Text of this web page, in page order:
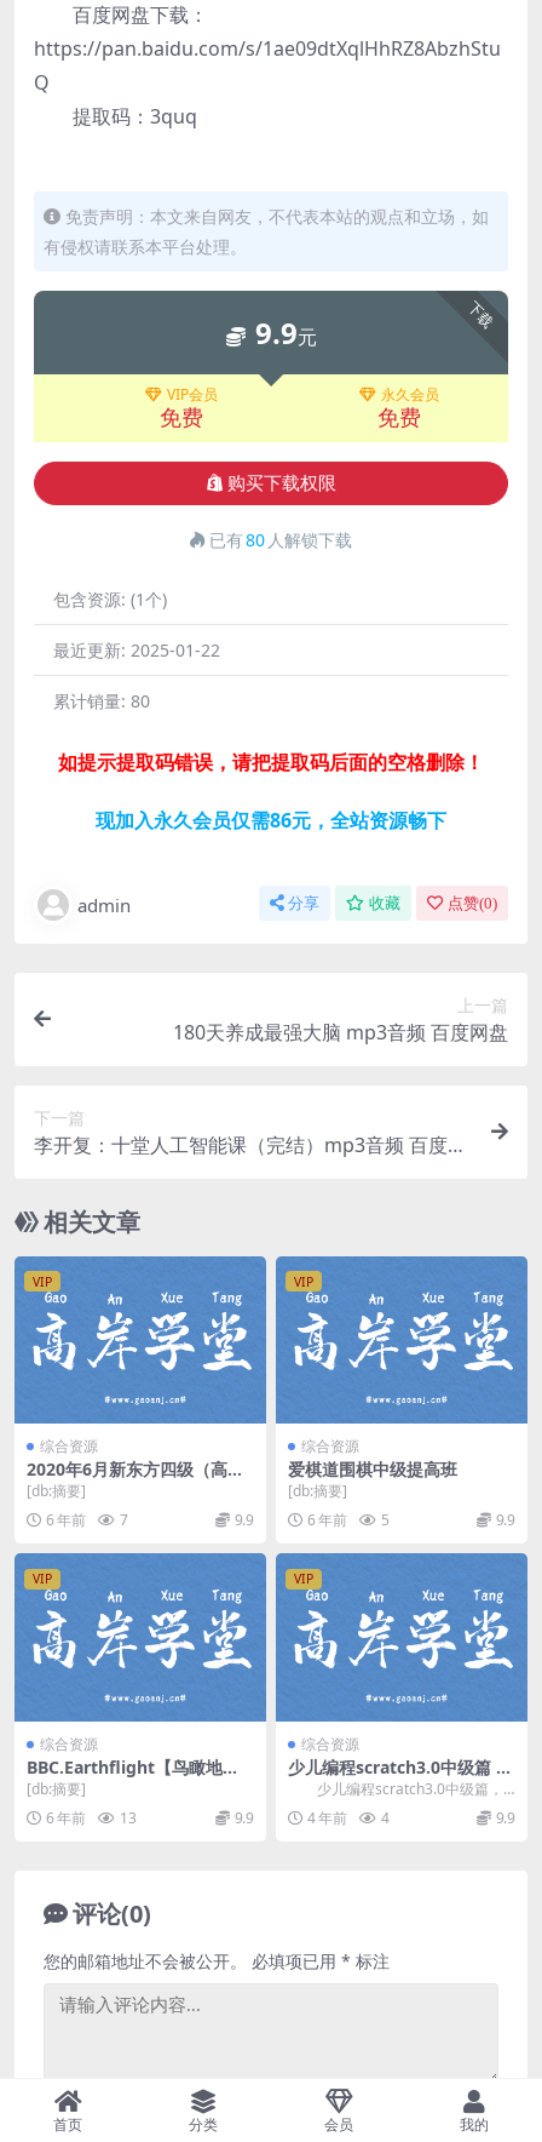
百度网盘下载：
https://pan.baidu.com/s/1ae09dtXqlHhRZ8AbzhStu
Q
提取码：3quq
免责声明：本文来自网友，不代表本站的观点和立场，如
有侵权请联系本平台处理。
下载
9.9元
VIP会员
免费
永久会员
免费
购买下载权限
已有80 人解锁下载
包含资源: (1个)
最近更新: 2025-01-22
累计销量: 80
如提示提取码错误，请把提取码后面的空格删除！
现加入永久会员仅需86元，全站资源畅下
admin 分享 收藏 点赞(0)
上一篇
180天养成最强大脑 mp3音频 百度网盘
下一篇
李开复：十堂人工智能课（完结）mp3音频 百度网
相关文章
VIP
综合资源
2020年6月新东方四级（高
清）百度网盘
[db:摘要]
6 年前
7 9.9
VIP
综合资源
爱棋道围棋中级提高班
[db:摘要]
6 年前
5 9.9
VIP
综合资源
BBC.Earthflight【鸟瞰地
球】.蓝光高清 百度网盘下载
[db:摘要]
6 年前
13 9.9
VIP
综合资源
少儿编程scratch3.0中级篇 网
盘分享
少儿编程scratch3.0中级篇，
网盘分享少儿编程课程1.24G高清
视频。...
4 年前 4 9.9
评论(0)
您的邮箱地址不会被公开。 必填项已用 * 标注
首页 分类 会员 我的